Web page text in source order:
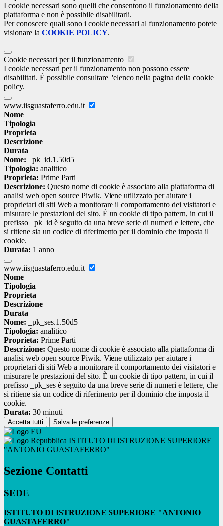
I cookie necessari sono quelli che consentono il funzionamento della
piattaforma e non è possibile disabilitarli.
Per conoscere quali sono i cookie necessari al funzionamento potete
visionare la COOKIE POLICY.
Cookie necessari per il funzionamento
I cookie necessari per il funzionamento non possono essere
disabilitati. È possibile consultare l'elenco nella pagina della cookie
policy.
www.iisguastaferro.edu.it
Nome
Tipologia
Proprieta
Descrizione
Durata
Nome: _pk_id.1.50d5
Tipologia: analitico
Proprieta: Prime Parti
Descrizione: Questo nome di cookie è associato alla piattaforma di
analisi web open source Piwik. Viene utilizzato per aiutare i
proprietari di siti Web a monitorare il comportamento dei visitatori e
misurare le prestazioni del sito. È un cookie di tipo pattern, in cui il
prefisso _pk_id è seguito da una breve serie di numeri e lettere, che
si ritiene sia un codice di riferimento per il dominio che imposta il
cookie.
Durata: 1 anno
www.iisguastaferro.edu.it
Nome
Tipologia
Proprieta
Descrizione
Durata
Nome: _pk_ses.1.50d5
Tipologia: analitico
Proprieta: Prime Parti
Descrizione: Questo nome di cookie è associato alla piattaforma di
analisi web open source Piwik. Viene utilizzato per aiutare i
proprietari di siti Web a monitorare il comportamento dei visitatori e
misurare le prestazioni del sito. È un cookie di tipo pattern, in cui il
prefisso _pk_ses è seguito da una breve serie di numeri e lettere, che
si ritiene sia un codice di riferimento per il dominio che imposta il
cookie.
Durata: 30 minuti
Accetta tutti Salva le preferenze
ISTITUTO DI ISTRUZIONE SUPERIORE
"ANTONIO GUASTAFERRO"
Sezione Contatti
SEDE
ISTITUTO DI ISTRUZIONE SUPERIORE "ANTONIO
GUASTAFERRO"